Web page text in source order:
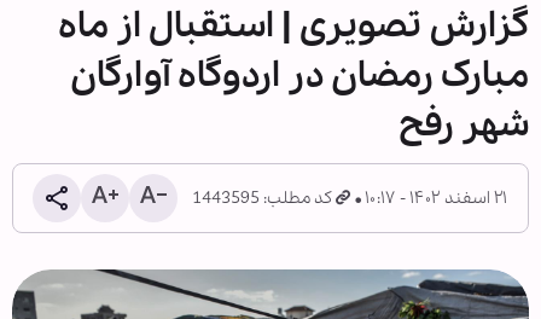
گزارش تصویری | استقبال از ماه
مبارک رمضان در اردوگاه‌ آوارگان
شهر رفح
۲۱ اسفند ۱۴۰۲ - ۱۰:۱۷ کد مطلب: 1443595